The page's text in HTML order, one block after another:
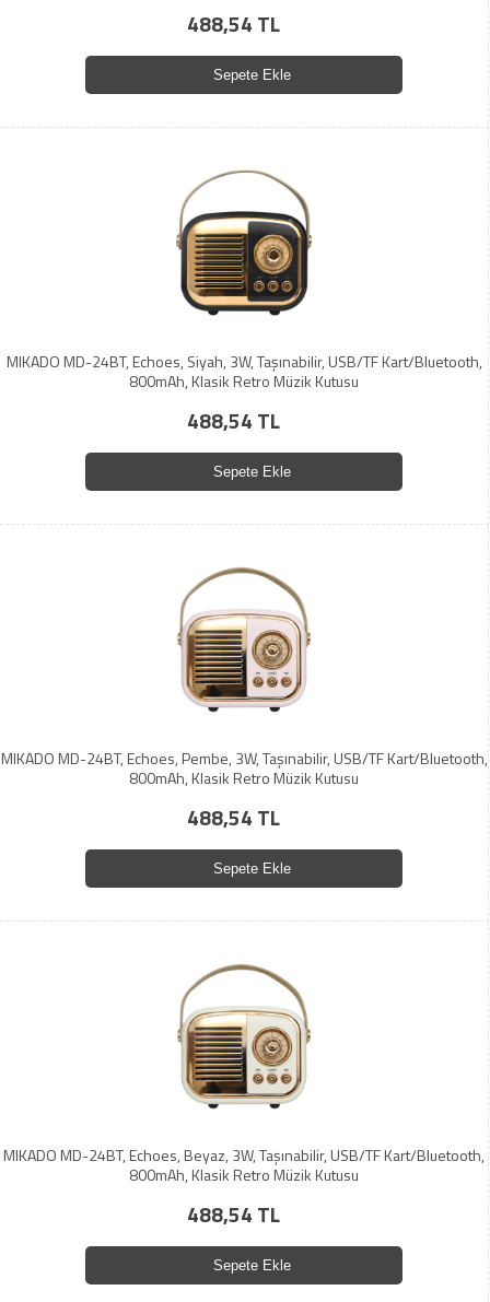
488,54 TL
Sepete Ekle
MIKADO MD-24BT, Echoes, Siyah, 3W, Taşınabilir, USB/TF Kart/Bluetooth,
800mAh, Klasik Retro Müzik Kutusu
488,54 TL
Sepete Ekle
MIKADO MD-24BT, Echoes, Pembe, 3W, Taşınabilir, USB/TF Kart/Bluetooth,
800mAh, Klasik Retro Müzik Kutusu
488,54 TL
Sepete Ekle
MIKADO MD-24BT, Echoes, Beyaz, 3W, Taşınabilir, USB/TF Kart/Bluetooth,
800mAh, Klasik Retro Müzik Kutusu
488,54 TL
Sepete Ekle